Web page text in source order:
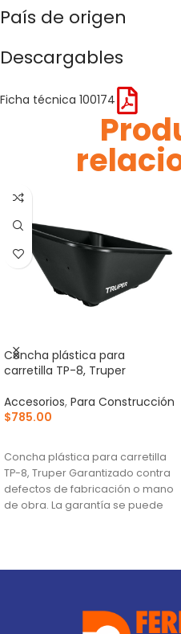
País de origen
Descargables
Ficha técnica 100174
Concha plástica para
carretilla TP-8, Truper
Accesorios, Para Construcción
$785.00
Concha plástica para carretilla
TP-8, Truper Garantizado contra
defectos de fabricación o mano
de obra. La garantía se puede